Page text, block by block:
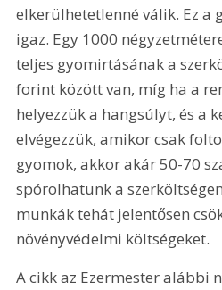
elkerülhetetlenné válik. Ez
igaz. Egy 1000
teljes gyomirtásának a
forint között van, míg ha a
helyezzük a hangsúlyt, és a
elvégezzük, amikor csak
gyomok, akkor akár 50-70
spórolhatunk a
munkák tehát jelentősen
növényvédelmi költségeket.
A cikk az Ezermester alábbi